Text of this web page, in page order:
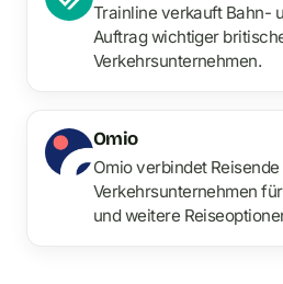
Trainline verkauft Bahn-
Auftrag wichtiger
Verkehrsunternehmen.
Omio
Omio verbindet
Verkehrsunternehmen
und weitere